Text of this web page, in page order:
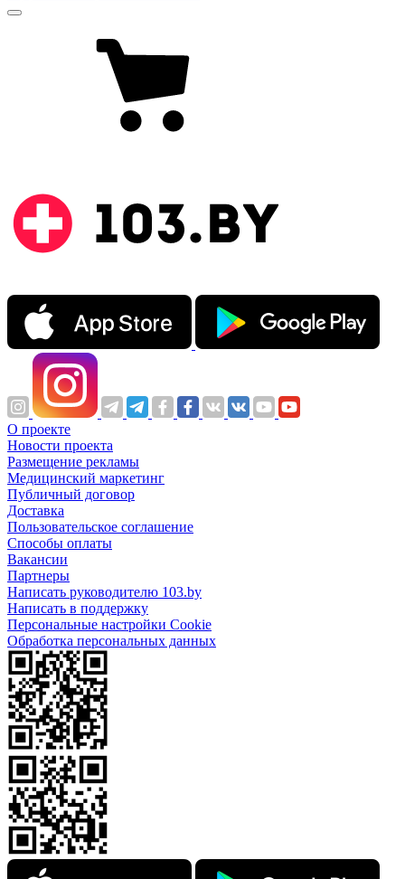
О проекте
Новости проекта
Размещение рекламы
Медицинский маркетинг
Публичный договор
Доставка
Пользовательское соглашение
Способы оплаты
Вакансии
Партнеры
Написать руководителю 103.by
Написать в поддержку
Персональные настройки Cookie
Обработка персональных данных